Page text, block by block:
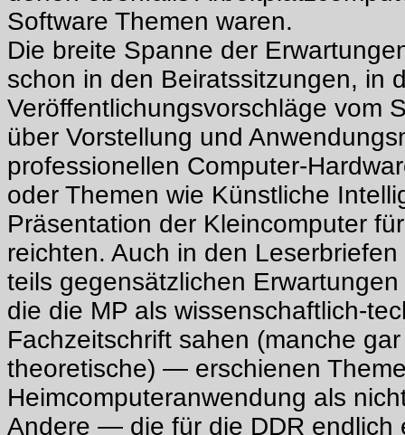
Software Themen waren.
Die breite Spanne der
schon in den Beiratssitzungen, in
Veröffentlichungsvorschläge vom
über Vorstellung und
professionellen Computer-
oder Themen wie Künstliche
Präsentation der Kleincomputer
reichten. Auch in den
teils gegensätzlichen
die die MP als wissenschaftlich-
Fachzeitschrift sahen (manche
theoretische) — erschienen
Heimcomputeranwendung als
Andere — die für die DDR endlich